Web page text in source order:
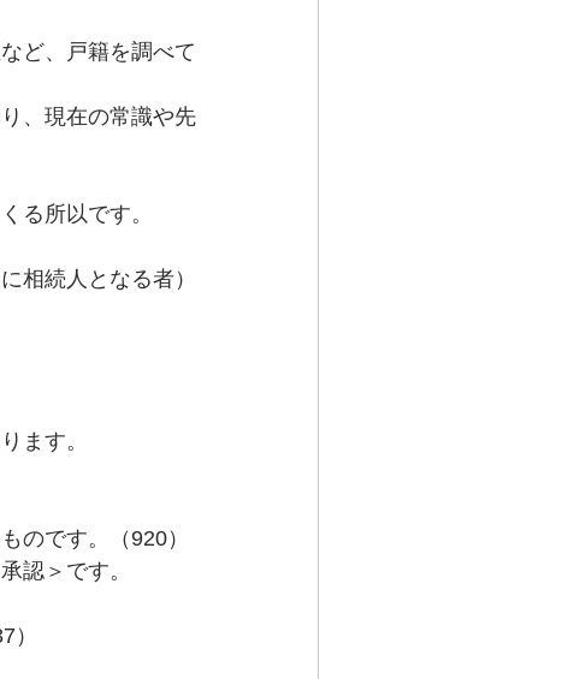
ど、戸籍を調べて
、現在の常識や先
る所以です。
相続人となる者）
ます。
のです。（920）
認＞です。